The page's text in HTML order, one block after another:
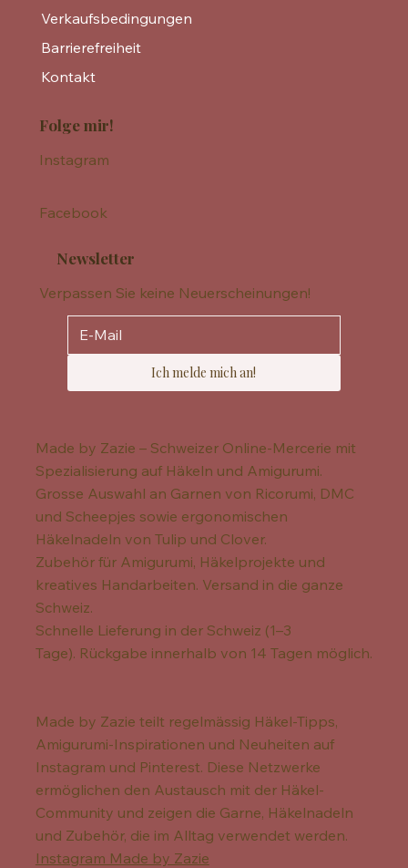
Verkaufsbedingungen
Barrierefreiheit
Kontakt
Folge mir!
Instagram
Facebook
Newsletter
Verpassen Sie keine Neuerscheinungen!
Ich melde mich an!
Made by Zazie – Schweizer Online-Mercerie mit
Spezialisierung auf Häkeln und Amigurumi.
Grosse Auswahl an Garnen von Ricorumi, DMC
und Scheepjes sowie ergonomischen
Häkelnadeln von Tulip und Clover.
Zubehör für Amigurumi, Häkelprojekte und
kreatives Handarbeiten. Versand in die ganze
Schweiz.
Schnelle Lieferung in der Schweiz (1–3
Tage). Rückgabe innerhalb von 14 Tagen möglich.
Made by Zazie teilt regelmässig Häkel-Tipps,
Amigurumi-Inspirationen und Neuheiten auf
Instagram und Pinterest. Diese Netzwerke
ermöglichen den Austausch mit der Häkel-
Community und zeigen die Garne, Häkelnadeln
und Zubehör, die im Alltag verwendet werden.
Instagram Made by Zazie